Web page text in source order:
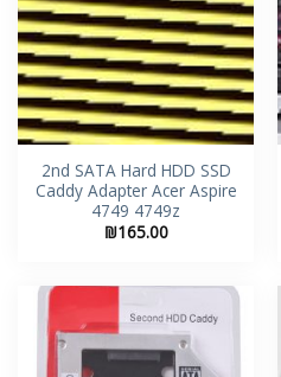
2nd SATA Hard HDD SSD
Caddy Adapter Acer Aspire
4749 4749z
₪165.00